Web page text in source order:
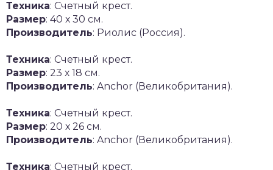
Техника: Счетный крест.
Размер: 40 х 30 см.
Производитель: Риолис (Россия).
Техника: Счетный крест.
Размер: 23 х 18 см.
Производитель: Anchor (Великобритания).
Техника: Счетный крест.
Размер: 20 х 26 см.
Производитель: Anchor (Великобритания).
Техника: Счетный крест.